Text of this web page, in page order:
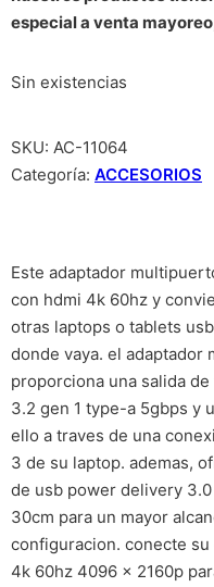
especial a venta
Sin existencias
SKU: AC-11064
Categoría: ACCESORIOS
Este adaptador
con hdmi 4k 60hz y
otras laptops o tablets
donde vaya. el
proporciona una salida
3.2 gen 1 type-a 5gbps y
ello a traves de una
3 de su laptop. ademas,
de usb power delivery
30cm para un mayor
configuracion. conecte
4k 60hz 4096 x 2160p